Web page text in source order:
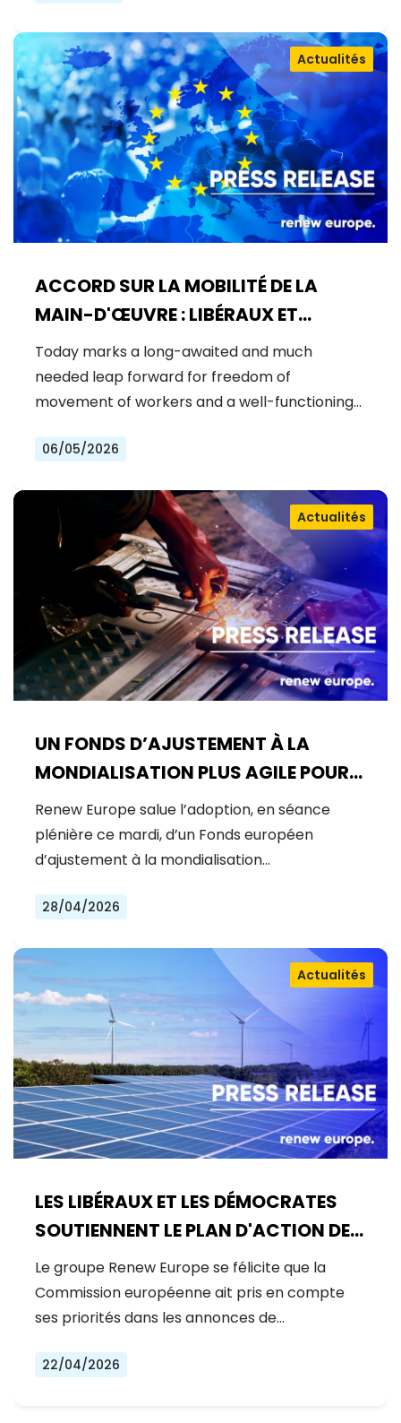
ACCORD SUR LA MOBILITÉ DE LA
MAIN-D'ŒUVRE : LIBÉRAUX ET
DÉMOCRATES CÉLÈBRENT UNE
NOUVELLE ÈRE POUR DES DROITS DES
TRAVAILLEURS RENFORCÉS DANS
Actualités
Today marks a long-awaited and much
needed leap forward for freedom of
movement of workers and a well-functioning…
06/05/2026
UN FONDS D’AJUSTEMENT À LA
MONDIALISATION PLUS AGILE POUR
LES TRAVAILLEURS EUROPÉENS
Actualités
Renew Europe salue l’adoption, en séance
plénière ce mardi, d’un Fonds européen
d’ajustement à la mondialisation…
28/04/2026
LES LIBÉRAUX ET LES DÉMOCRATES
SOUTIENNENT LE PLAN D'ACTION DE
LA COMMISSION EUROPÉENNE POUR
L'ÉNERGIE, MAIS LA MOBILISATION DE
CAPITAUX PRIVÉS POUR LA
L'EUROPE EST URGENTE
Actualités
Le groupe Renew Europe se félicite que la
Commission européenne ait pris en compte
ses priorités dans les annonces de…
22/04/2026